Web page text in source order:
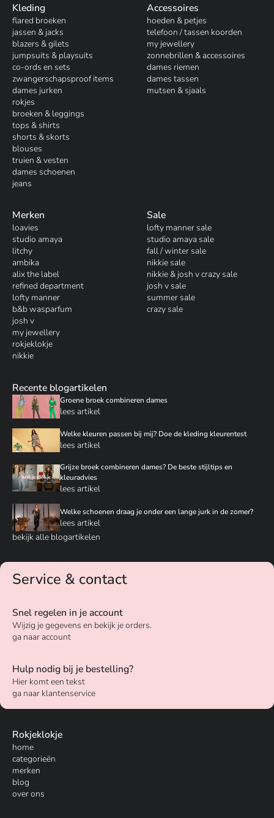
Kleding
flared broeken
jassen & jacks
blazers & gilets
jumpsuits & playsuits
co-ords en sets
zwangerschapsproof items
dames jurken
rokjes
broeken & leggings
tops & shirts
shorts & skorts
blouses
truien & vesten
dames schoenen
jeans
Accessoires
hoeden & petjes
telefoon / tassen koorden
my jewellery
zonnebrillen & accessoires
dames riemen
dames tassen
mutsen & sjaals
Merken
loavies
studio amaya
litchy
ambika
alix the label
refined department
lofty manner
b&b wasparfum
josh v
my jewellery
rokjeklokje
nikkie
Sale
lofty manner sale
studio amaya sale
fall / winter sale
nikkie sale
nikkie & josh v crazy sale
josh v sale
summer sale
crazy sale
Recente blogartikelen
Groene broek combineren dames
lees artikel
Welke kleuren passen bij mij? Doe de kleding kleurentest
lees artikel
Grijze broek combineren dames? De beste stijltips en
kleuradvies
lees artikel
Welke schoenen draag je onder een lange jurk in de zomer?
lees artikel
bekijk alle blogartikelen
Service & contact
Snel regelen in je account
Wijzig je gegevens en bekijk je orders.
ga naar account
Hulp nodig bij je bestelling?
Hier komt een tekst
ga naar klantenservice
Rokjeklokje
home
categorieën
merken
blog
over ons